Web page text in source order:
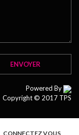
Powered By
Copyright © 2017 TPS
CONNECTEZ VOUS